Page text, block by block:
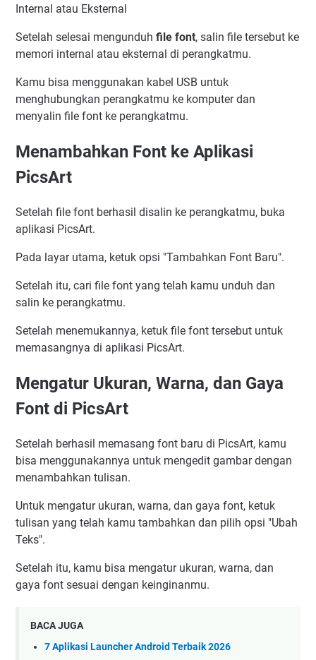
Internal atau Eksternal
Setelah selesai mengunduh file font, salin file tersebut ke
memori internal atau eksternal di perangkatmu.
Kamu bisa menggunakan kabel USB untuk
menghubungkan perangkatmu ke komputer dan
menyalin file font ke perangkatmu.
Menambahkan Font ke Aplikasi
PicsArt
Setelah file font berhasil disalin ke perangkatmu, buka
aplikasi PicsArt.
Pada layar utama, ketuk opsi "Tambahkan Font Baru".
Setelah itu, cari file font yang telah kamu unduh dan
salin ke perangkatmu.
Setelah menemukannya, ketuk file font tersebut untuk
memasangnya di aplikasi PicsArt.
Mengatur Ukuran, Warna, dan Gaya
Font di PicsArt
Setelah berhasil memasang font baru di PicsArt, kamu
bisa menggunakannya untuk mengedit gambar dengan
menambahkan tulisan.
Untuk mengatur ukuran, warna, dan gaya font, ketuk
tulisan yang telah kamu tambahkan dan pilih opsi "Ubah
Teks".
Setelah itu, kamu bisa mengatur ukuran, warna, dan
gaya font sesuai dengan keinginanmu.
BACA JUGA
7 Aplikasi Launcher Android Terbaik 2026